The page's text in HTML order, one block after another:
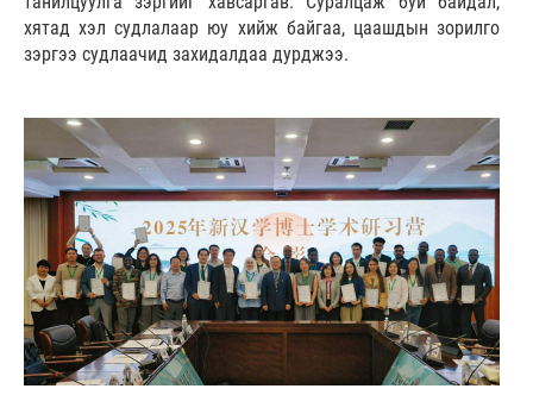
хятад хэл судлалаар юу хийж байгаа, цаашдын зорилго
зэргээ судлаачид захидалдаа дурджээ.